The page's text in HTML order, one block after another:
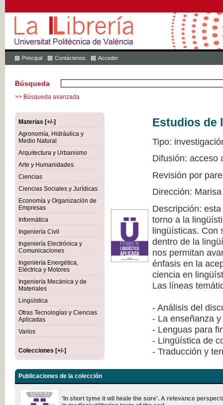
Principal Contáctenos Acceder
Búsqueda
>> Búsqueda avanzada
Materias [+/-]
Agronomía, Hidráulica y
Medio Natural
Arquitectura y Urbanismo
Arte y Humanidades
Ciencias
Ciencias Sociales y Jurídicas
Economía y Organización de
Empresas
Informática
Ingeniería Civil
Ingeniería Electrónica y
Comunicaciones
Ingeniería Energética,
Eléctrica y Motores
Ingeniería Mecánica y de
Materiales
Lingüística
Otras Tecnologías y Ciencias
Aplicadas
Varios
Colecciones [+/-]
Estudios de
Tipo:
Difusión: acceso
Revisión por
Dirección:
Descripción:
torno a la
lingüísticas. Con
dentro de la
nos permitan
énfasis en la
ciencia en
Las líneas
- Análisis del
- La enseñanza
- Lenguas para
- Lingüística de
- Traducción y
Publicaciones de la colección
'In short tyme it wil heale the sore'. A relevance